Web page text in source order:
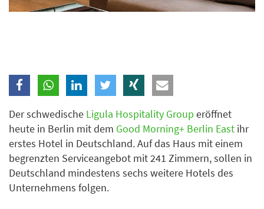
Der schwedische Ligula Hospitality Group eröffnet
heute in Berlin mit dem Good Morning+ Berlin East ihr
erstes Hotel in Deutschland. Auf das Haus mit einem
begrenzten Serviceangebot mit 241 Zimmern, sollen in
Deutschland mindestens sechs weitere Hotels des
Unternehmens folgen.